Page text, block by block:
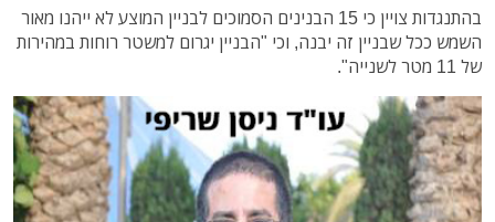
בהתנגדות צויין כי 15 הבנינים הסמוכים לבניין המוצע לא ייהנו מאור
השמש ככל שבניין זה יבנה, וכי "הבניין יגרום למשטר רוחות במהירות
של 11 מטר לשנייה".